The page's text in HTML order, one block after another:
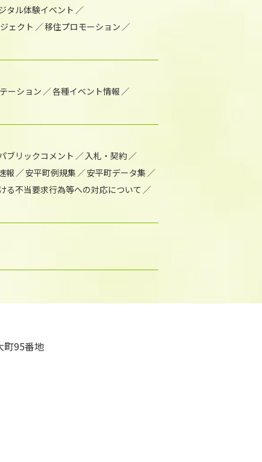
タル体験イベント
ェクト
移住プロモーション
ーション
各種イベント情報
ブリックコメント
入札・契約
報 安平町例規集
安平町データ集
る不当要求行為等への対応について
町95番地